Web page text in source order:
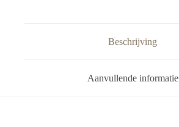
Beschrijving
Aanvullende informatie